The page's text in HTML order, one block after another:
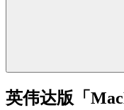
英伟达版「